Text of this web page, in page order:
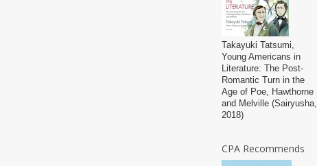
Takayuki Tatsumi,
Young Americans in
Literature: The Post-
Romantic Turn in the
Age of Poe, Hawthorne
and Melville (Sairyusha,
2018)
CPA Recommends